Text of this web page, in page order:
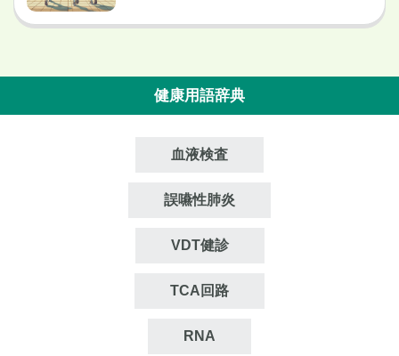
健康用語辞典
血液検査
誤嚥性肺炎
VDT健診
TCA回路
RNA